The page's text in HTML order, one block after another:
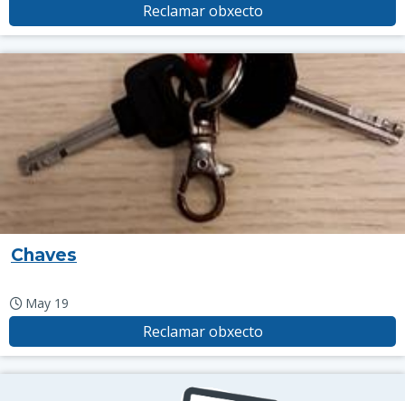
Reclamar obxecto
Chaves
May 19
Reclamar obxecto